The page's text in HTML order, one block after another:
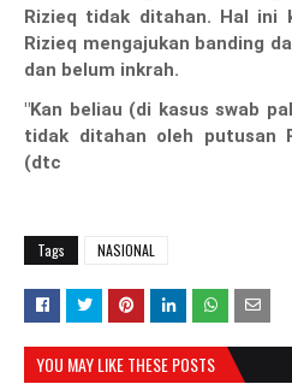
Rizieq tidak ditahan. Hal ini
Rizieq mengajukan banding
dan belum inkrah.
"Kan beliau (di kasus swab
tidak ditahan oleh putusan
(dtc
Tags NASIONAL
YOU MAY LIKE THESE POSTS